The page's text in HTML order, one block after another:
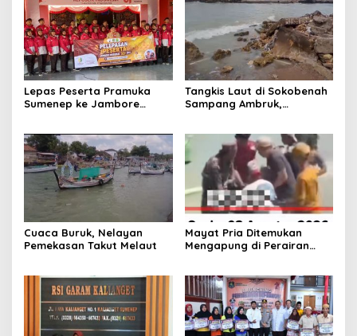
Lepas Peserta Pramuka
Sumenep ke Jambore
Tangkis Laut di Sokobenah
Sampang Ambruk,
Cuaca Buruk, Nelayan
Pemekasan Takut Melaut
Mayat Pria Ditemukan
Mengapung di Perairan